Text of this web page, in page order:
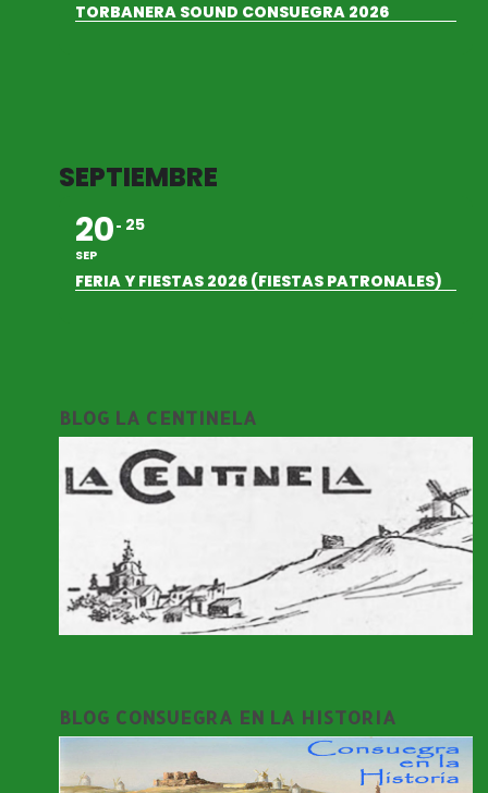
TORBANERA SOUND CONSUEGRA 2026
SEPTIEMBRE
20
SEP
25
FERIA Y FIESTAS 2026 (FIESTAS PATRONALES)
BLOG LA CENTINELA
BLOG CONSUEGRA EN LA HISTORIA